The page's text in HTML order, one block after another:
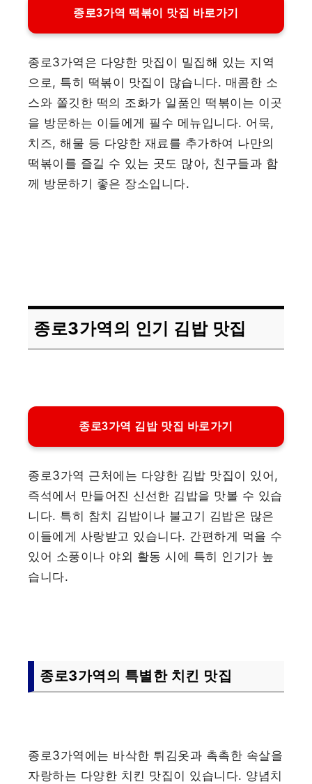
종로3가역 떡볶이 맛집 바로가기
종로3가역은 다양한 맛집이 밀집해 있는 지역
으로, 특히 떡볶이 맛집이 많습니다. 매콤한 소
스와 쫄깃한 떡의 조화가 일품인 떡볶이는 이곳
을 방문하는 이들에게 필수 메뉴입니다. 어묵,
치즈, 해물 등 다양한 재료를 추가하여 나만의
떡볶이를 즐길 수 있는 곳도 많아, 친구들과 함
께 방문하기 좋은 장소입니다.
종로3가역의 인기 김밥 맛집
종로3가역 김밥 맛집 바로가기
종로3가역 근처에는 다양한 김밥 맛집이 있어,
즉석에서 만들어진 신선한 김밥을 맛볼 수 있습
니다. 특히 참치 김밥이나 불고기 김밥은 많은
이들에게 사랑받고 있습니다. 간편하게 먹을 수
있어 소풍이나 야외 활동 시에 특히 인기가 높
습니다.
종로3가역의 특별한 치킨 맛집
종로3가역에는 바삭한 튀김옷과 촉촉한 속살을
자랑하는 다양한 치킨 맛집이 있습니다. 양념치